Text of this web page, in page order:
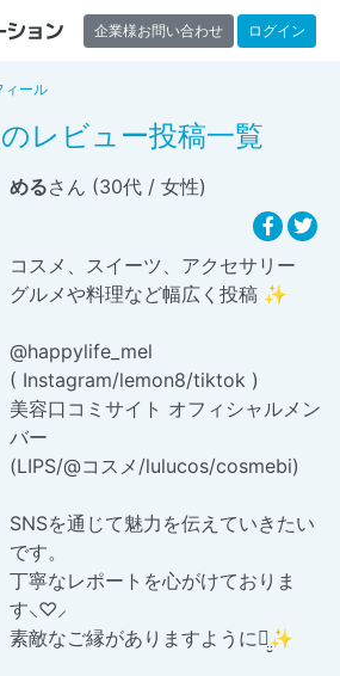
企業様お問い合わせ ログイン
ィール
レビュー投稿一覧
めるさん (30代 / 女性)
コスメ、スイーツ、アクセサリー
グルメや料理など幅広く投稿 ✨
@happylife_mel
( Instagram/lemon8/tiktok )
美容口コミサイト オフィシャルメン
バー
(LIPS/@コスメ/lulucos/cosmebi)
SNSを通じて魅力を伝えていきたい
です。
丁寧なレポートを心がけておりま
す⸜♡⸝
素敵なご縁がありますようにꪔ̤̮✨